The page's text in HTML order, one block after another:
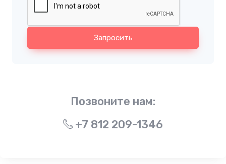
Запросить
Позвоните нам:
+7 812 209-1346